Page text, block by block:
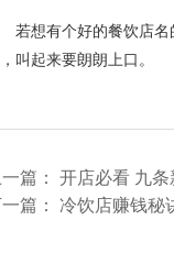
若想有个好的餐饮店
叫起来要朗朗上口。
篇： 开店必看 九
篇： 冷饮店赚钱秘